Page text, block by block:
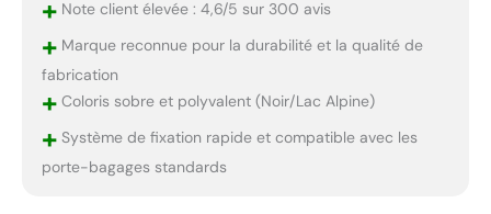
+Note client élevée : 4,6/5 sur 300 avis
+Marque reconnue pour la durabilité et la qualité de
fabrication
+Coloris sobre et polyvalent (Noir/Lac Alpine)
+Système de fixation rapide et compatible avec les
porte-bagages standards